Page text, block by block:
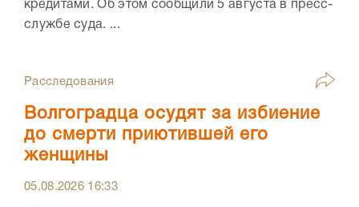
кредитами. Об этом сообщили 5 августа в пресс-
службе суда. ...
Расследования
Волгоградца осудят за избиение
до смерти приютившей его
женщины
05.08.2026 16:33